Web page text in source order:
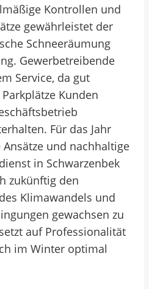
Kontrollen und
gewährleistet der
Schneeräumung
Gewerbetreibende
Service, da gut
Kunden
Für das Jahr
und nachhaltige
in Schwarzenbek
zukünftig den
Klimawandels und
gewachsen zu
auf Professionalität
im Winter optimal